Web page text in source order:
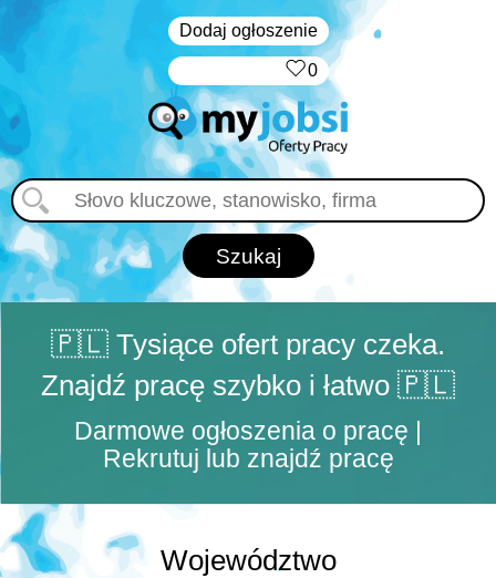
Dodaj ogłoszenie
0
🇵🇱 Tysiące ofert pracy czeka.
Znajdź pracę szybko i łatwo 🇵🇱
Darmowe ogłoszenia o pracę |
Rekrutuj lub znajdź pracę
Województwo